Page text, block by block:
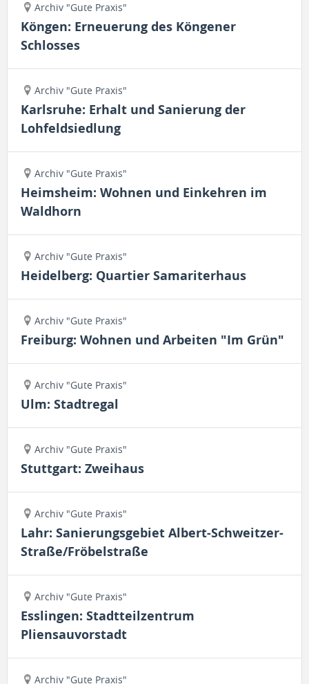
Archiv "Gute Praxis"
Köngen: Erneuerung des Köngener
Schlosses
Archiv "Gute Praxis"
Karlsruhe: Erhalt und Sanierung der
Lohfeldsiedlung
Archiv "Gute Praxis"
Heimsheim: Wohnen und Einkehren im
Waldhorn
Archiv "Gute Praxis"
Heidelberg: Quartier Samariterhaus
Archiv "Gute Praxis"
Freiburg: Wohnen und Arbeiten "Im Grün"
Archiv "Gute Praxis"
Ulm: Stadtregal
Archiv "Gute Praxis"
Stuttgart: Zweihaus
Archiv "Gute Praxis"
Lahr: Sanierungsgebiet Albert-Schweitzer-
Straße/Fröbelstraße
Archiv "Gute Praxis"
Esslingen: Stadtteilzentrum
Pliensauvorstadt
Archiv "Gute Praxis"